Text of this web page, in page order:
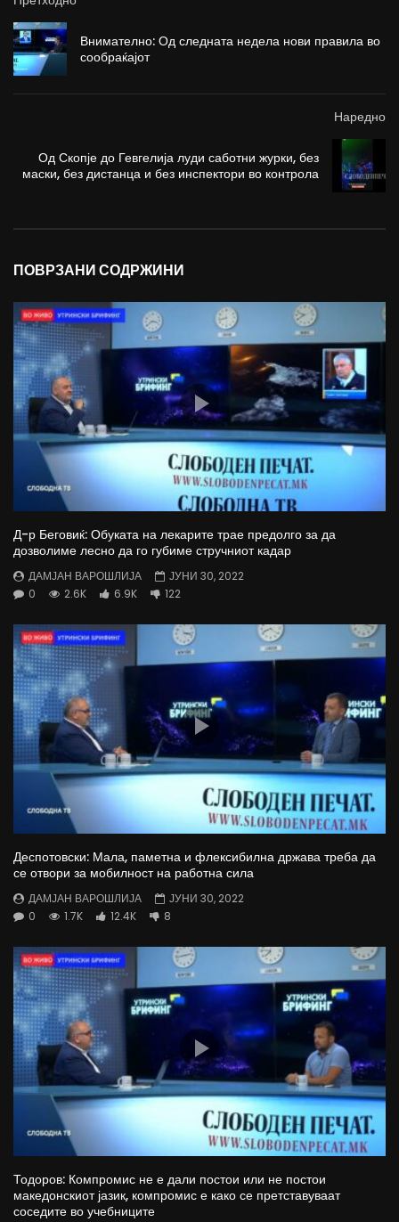
Внимателно: Од следната недела нови правила во
сообраќајот
Наредно
Од Скопје до Гевгелија луди саботни журки, без
маски, без дистанца и без инспектори во контрола
ПОВРЗАНИ СОДРЖИНИ
Д-р Беговиќ: Обуката на лекарите трае предолго за да
дозволиме лесно да го губиме стручниот кадар
ДАМЈАН ВАРОШЛИЈА
ЈУНИ 30, 2022
0
2.6K 6.9K 122
Деспотовски: Мала, паметна и флексибилна држава треба да
се отвори за мобилност на работна сила
ДАМЈАН ВАРОШЛИЈА
ЈУНИ 30, 2022
0
1.7K 12.4K 8
Тодоров: Компромис не е дали постои или не постои
македонскиот јазик, компромис е како се претставуваат
соседите во учебниците